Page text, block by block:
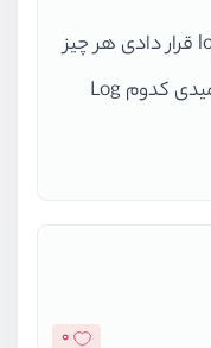
شما هم اومدی catch و then رو log قرار دادی هر چیز
بر میگردونه شما با کد اولت نمیفهمیدی کدوم Log
0